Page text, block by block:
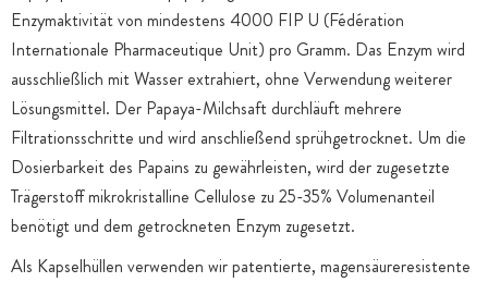
Enzymaktivität von mindestens 4000 FIP U (Fédération
Internationale Pharmaceutique Unit) pro Gramm. Das Enzym wird
ausschließlich mit Wasser extrahiert, ohne Verwendung weiterer
Lösungsmittel. Der Papaya-Milchsaft durchläuft mehrere
Filtrationsschritte und wird anschließend sprühgetrocknet. Um die
Dosierbarkeit des Papains zu gewährleisten, wird der zugesetzte
Trägerstoff mikrokristalline Cellulose zu 25-35% Volumenanteil
benötigt und dem getrockneten Enzym zugesetzt.
Als Kapselhüllen verwenden wir patentierte, magensäureresistente